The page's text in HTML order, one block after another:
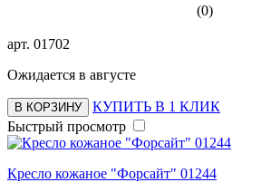
(0)
арт. 01702
Ожидается в августе
В КОРЗИНУ
КУПИТЬ В 1 КЛИК
Быстрый просмотр
Кресло кожаное "Форсайт" 01244